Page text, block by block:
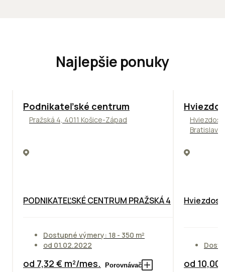
Najlepšie ponuky
ODPORÚČAME
Podnikateľské centrum
Pražská 4, 4011 Košice-Západ
PODNIKATEĽSKÉ CENTRUM PRAŽSKÁ 4
Dostupné výmery: 18 - 350 m²
od 01.02.2022
od 7,32 € m²/mes. Porovnávač od 10,00